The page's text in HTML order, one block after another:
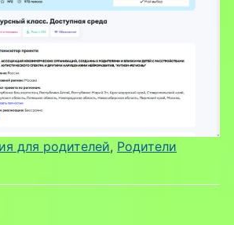
для родителей, Родители